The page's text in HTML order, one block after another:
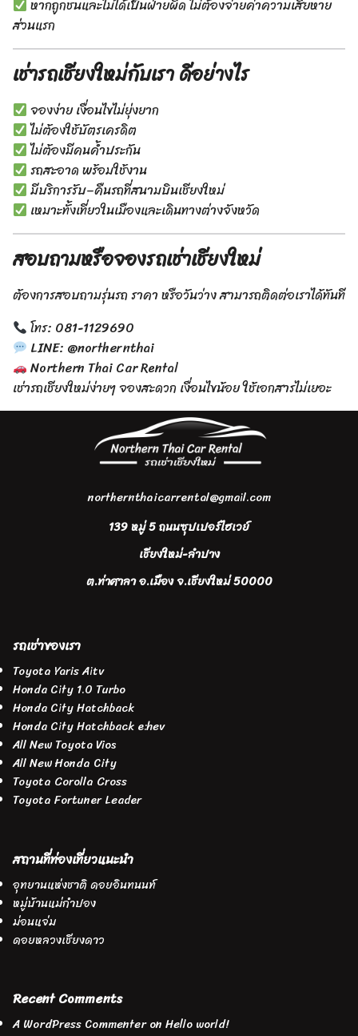
หากถูกชนและไม่ได้เป็นฝ่ายผิด ไม่ต้องจ่ายค่าความเสียหาย
ส่วนแรก
เช่ารถเชียงใหม่กับเรา ดีอย่างไร
จองง่าย เงื่อนไขไม่ยุ่งยาก
ไม่ต้องใช้บัตรเครดิต
ไม่ต้องมีคนค้ำประกัน
รถสะอาด พร้อมใช้งาน
มีบริการรับ–คืนรถที่สนามบินเชียงใหม่
เหมาะทั้งเที่ยวในเมืองและเดินทางต่างจังหวัด
สอบถามหรือจองรถเช่าเชียงใหม่
ต้องการสอบถามรุ่นรถ ราคา หรือวันว่าง สามารถติดต่อเราได้ทันที
โทร: 081-1129690
LINE: @northernthai
Northern Thai Car Rental
เช่ารถเชียงใหม่ง่ายๆ จองสะดวก เงื่อนไขน้อย ใช้เอกสารไม่เยอะ
northernthaicarrental@gmail.com
139 หมู่ 5 ถนนซุปเปอร์ไฮเวย์
เชียงใหม่-ลำปาง
ต.ท่าศาลา อ.เมือง จ.เชียงใหม่ 50000
รถเช่าของเรา
Toyota Yaris Aitv
Honda City 1.0 Turbo
Honda City Hatchback
Honda City Hatchback e:hev
All New Toyota Vios
All New Honda City
Toyota Corolla Cross
Toyota Fortuner Leader
สถานที่ท่องเที่ยวแนะนำ
อุทยานแห่งชาติ ดอยอินทนนท์
หมู่บ้านแม่กำปอง
ม่อนแจ่ม
ดอยหลวงเชียงดาว
Recent Comments
A WordPress CommenteronHello world!